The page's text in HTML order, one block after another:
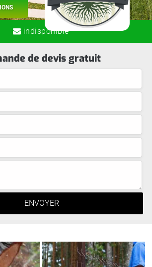
indisponible
de devis gratuit